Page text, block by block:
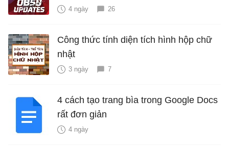
4 ngày 26
Công thức tính diện tích hình hộp chữ
nhật
3 ngày 7
4 cách tạo trang bìa trong Google Docs
rất đơn giản
4 ngày